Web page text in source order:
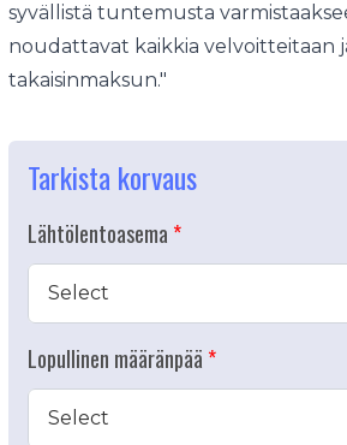
syvällistä tuntemusta
noudattavat kaikkia velvoitteitaan
takaisinmaksun."
Tarkista korvaus
Lähtölentoasema
Select
Lopullinen määränpää
Select